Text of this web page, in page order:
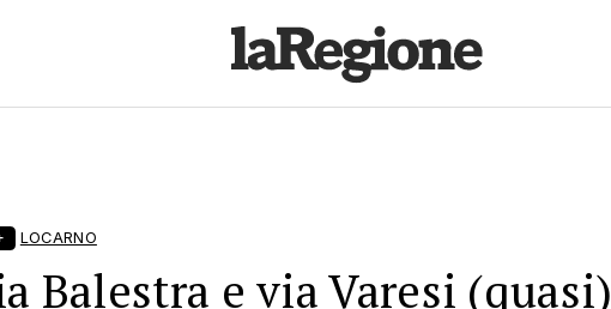
LOCARNO
Balestra e via Varesi (quasi)